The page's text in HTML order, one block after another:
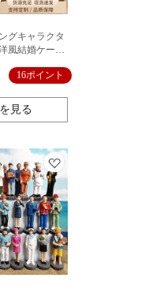
グキャラクタ
風結婚ケーキ
16ポイント
見る